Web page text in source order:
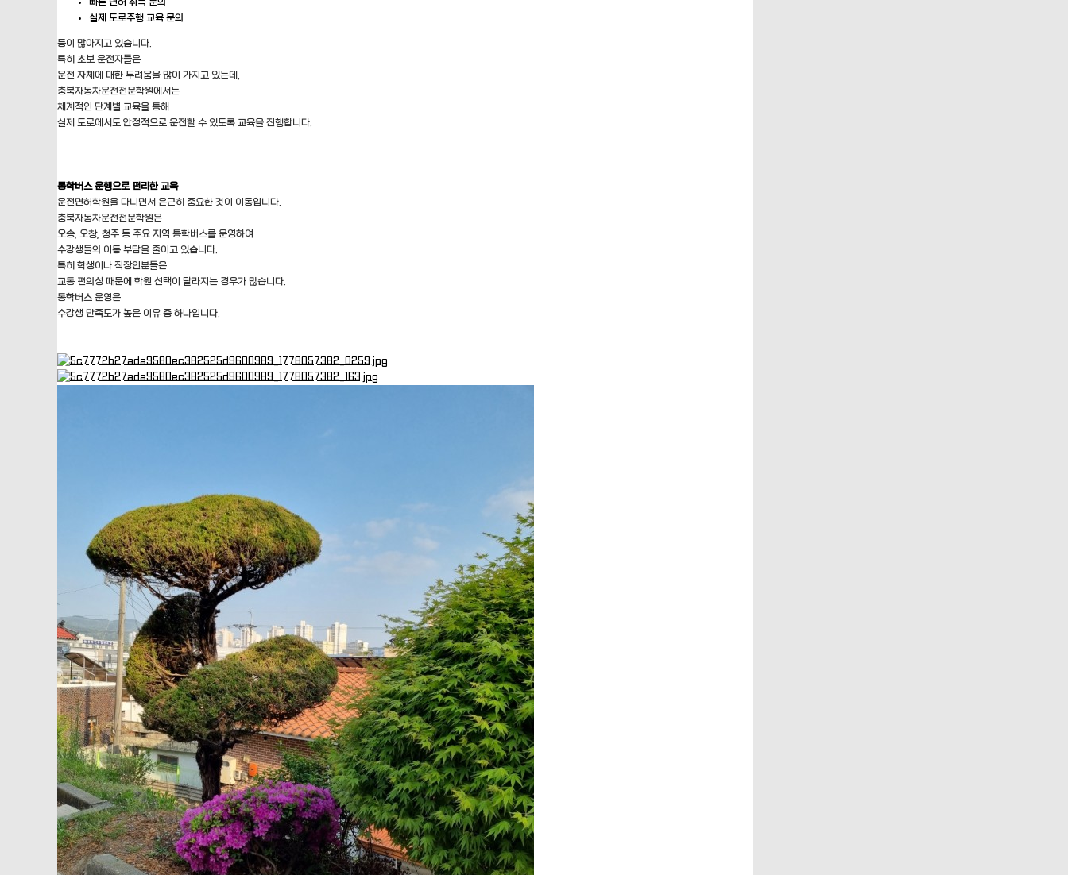
빠른 면허 취득 문의
실제 도로주행 교육 문의
등이 많아지고 있습니다.
특히 초보 운전자들은
운전 자체에 대한 두려움을 많이 가지고 있는데,
충북자동차운전전문학원에서는
체계적인 단계별 교육을 통해
실제 도로에서도 안정적으로 운전할 수 있도록 교육을 진행합니다.
통학버스 운행으로 편리한 교육
운전면허학원을 다니면서 은근히 중요한 것이 이동입니다.
충북자동차운전전문학원은
오송, 오창, 청주 등 주요 지역 통학버스를 운영하여
수강생들의 이동 부담을 줄이고 있습니다.
특히 학생이나 직장인분들은
교통 편의성 때문에 학원 선택이 달라지는 경우가 많습니다.
통학버스 운영은
수강생 만족도가 높은 이유 중 하나입니다.